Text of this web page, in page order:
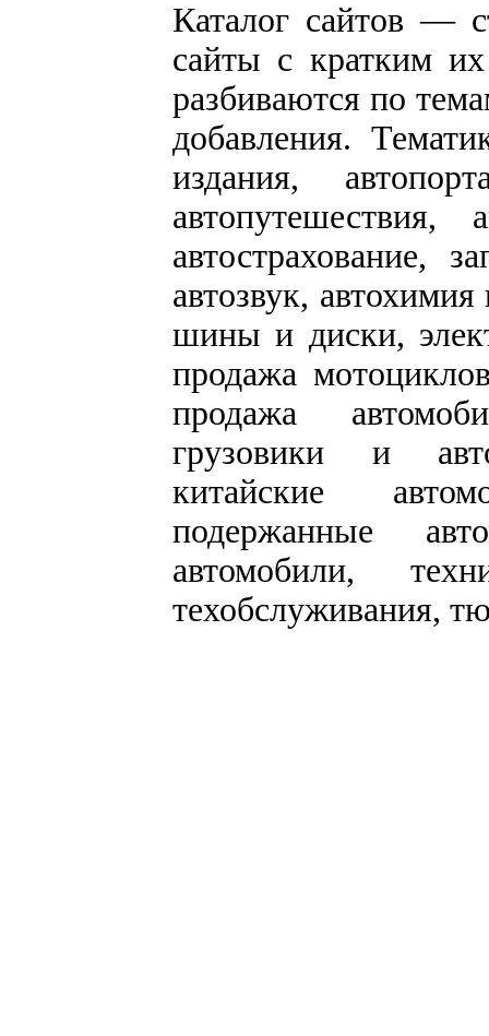
Каталог сайтов —
сайты с кратким
разбиваются по
добавления.
издания,
автострахование,
автозвук,
шины и диски,
продажа
продажа
грузовики и
китайские
подержанные
автомобили,
техобслуживания,